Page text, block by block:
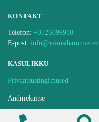
KONTAKT
Telefon: +3726099910
E-post: info@viimsihammas.ee
KASULIKKU
Privaatsustingimused
Andmekaitse
Ravijärjekorra pidamise kord